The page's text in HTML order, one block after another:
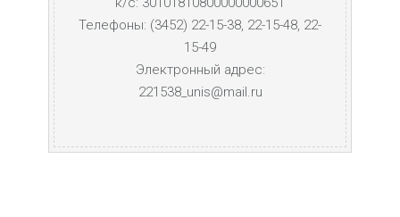
Телефоны: (3452) 22-15-38, 22-15-48, 22-
15-49
Электронный адрес:
221538_unis@mail.ru